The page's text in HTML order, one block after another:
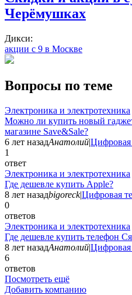
Черёмушках
Дикси:
акции с 9 в Москве
Вопросы по теме
Электроника и электротехника
Можно ли купить новый
магазине Save&Sale?
6 лет назадАнатолий|Цифровая
1
ответ
Электроника и электротехника
Где дешевле купить Apple?
8 лет назадbigoreck|Цифровая
0
ответов
Электроника и электротехника
Где дешевле купить телефон
8 лет назадАнатолий|Цифровая
6
ответов
Посмотреть ещё
Добавить компанию